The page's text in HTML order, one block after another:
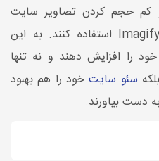
کم حجم کردن تصاویر سایت
وردپرس خود از ابزار قدرتمند Imagify استفاده کنند. به این
را افزایش دهند و نه تنها
سئو سایتخود را هم بهبود